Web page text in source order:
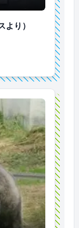
より）